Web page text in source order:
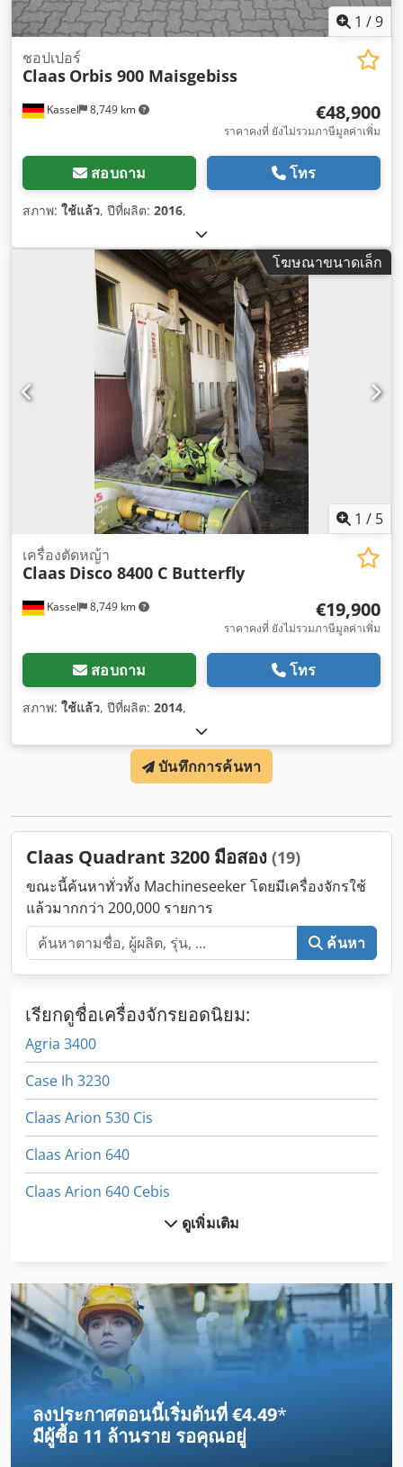
1 /9
Kassel 8,749 km
ชอปเปอร์
Claas Orbis 900 Maisgebiss
€48,900
ราคาคงที่ ยังไม่รวมภาษีมูลค่าเพิ่ม
สอบถาม โทร
สภาพ: ใช้แล้ว, ปีที่ผลิต: 2016,
โฆษณาขนาดเล็ก
1 / 5
Kassel 8,749 km
เครื่องตัดหญ้า
Claas Disco 8400 C Butterfly
€19,900
ราคาคงที่ ยังไม่รวมภาษีมูลค่าเพิ่ม
สอบถาม โทร
สภาพ: ใช้แล้ว, ปีที่ผลิต: 2014,
บันทึกการค้นหา
Claas Quadrant 3200 มือสอง (19)
ขณะนี้ค้นหาทั่วทั้ง Machineseeker โดยมีเครื่องจักรใช้
แล้วมากกว่า 200,000 รายการ
ค้นหา
เรียกดูชื่อเครื่องจักรยอดนิยม:
Agria 3400
Case Ih 3230
Claas Arion 530 Cis
Claas Arion 640
Claas Arion 640 Cebis
Claas Axion 820 Cmatic
Claas Jaguar 950
Claas Lexion 420
Claas Lexion 570 C
Claas Markant 50
ดูเพิ่มเติม
ลงประกาศตอนนี้เริ่มต้นที่ €4.49*
มีผู้ซื้อ 11 ล้านราย รอคุณอยู่